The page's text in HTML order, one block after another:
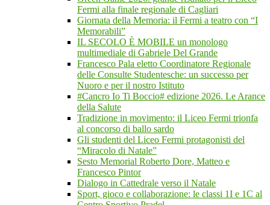
Fermi alla finale regionale di Cagliari
Giornata della Memoria: il Fermi a teatro con “I
Memorabili”
IL SECOLO È MOBILE un monologo
multimediale di Gabriele Del Grande
Francesco Pala eletto Coordinatore Regionale
delle Consulte Studentesche: un successo per
Nuoro e per il nostro Istituto
#Cancro Io Ti Boccio# edizione 2026. Le Arance
della Salute
Tradizione in movimento: il Liceo Fermi trionfa
al concorso di ballo sardo
Gli studenti del Liceo Fermi protagonisti del
“Miracolo di Natale”
Sesto Memorial Roberto Dore, Matteo e
Francesco Pintor
Dialogo in Cattedrale verso il Natale
Sport, gioco e collaborazione: le classi 1I e 1C al